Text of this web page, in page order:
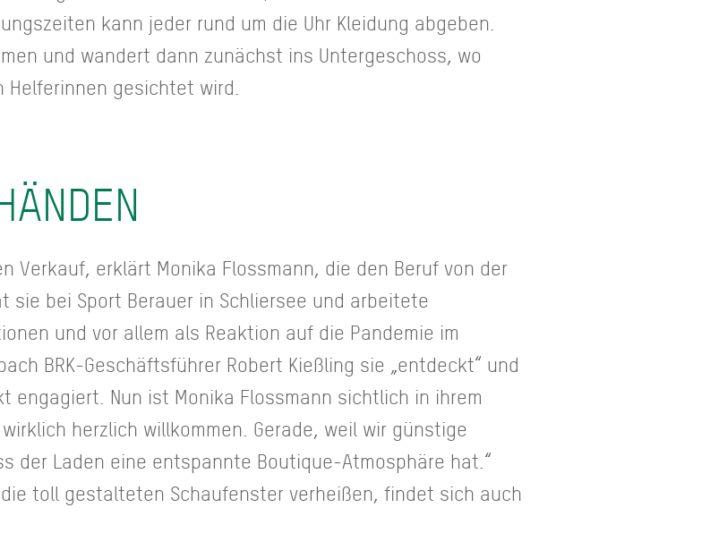
kann jeder rund um die Uhr Kleidung abgeben.
und wandert dann zunächst ins Untergeschoss, wo
gesichtet wird.
Verkauf, erklärt Monika Flossmann, die den Beruf von der
sie bei Sport Berauer in Schliersee und arbeitete
und vor allem als Reaktion auf die Pandemie im
BRK-Geschäftsführer Robert Kießling sie „entdeckt“ und
engagiert. Nun ist Monika Flossmann sichtlich in ihrem
herzlich willkommen. Gerade, weil wir günstige
der Laden eine entspannte Boutique-Atmosphäre hat.“
toll gestalteten Schaufenster verheißen, findet sich auch